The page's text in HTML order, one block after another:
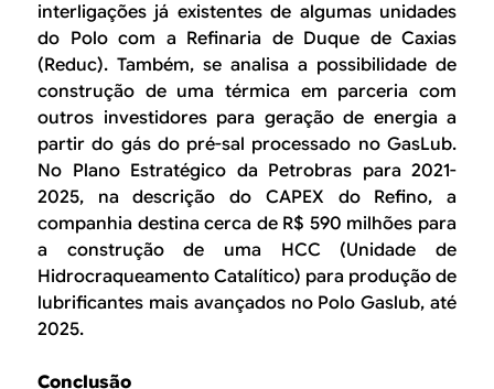
interligações já existentes de algumas unidades
do Polo com a Refinaria de Duque de Caxias
(Reduc). Também, se analisa a possibilidade de
construção de uma térmica em parceria com
outros investidores para geração de energia a
partir do gás do pré-sal processado no GasLub.
No Plano Estratégico da Petrobras para 2021-
2025, na descrição do CAPEX do Refino, a
companhia destina cerca de R$ 590 milhões para
a construção de uma HCC (Unidade de
Hidrocraqueamento Catalítico) para produção de
lubrificantes mais avançados no Polo Gaslub, até
2025.
Conclusão